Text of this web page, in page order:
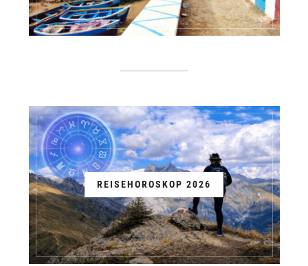
REISEHOROSKOP 2026